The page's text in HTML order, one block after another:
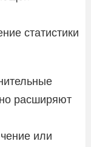
статистики
расширяют
или